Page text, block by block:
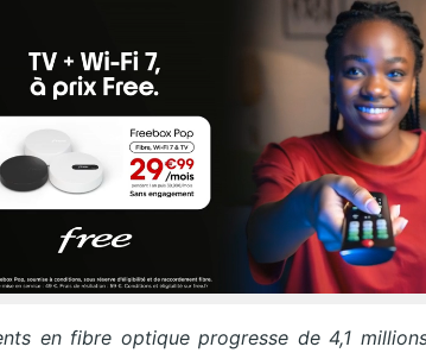
en fibre optique progresse de 4,1